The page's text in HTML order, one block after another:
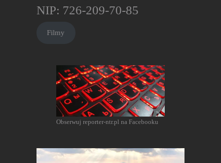
NIP: 726-209-70-85
Filmy
Obserwuj reporter-ntr.pl na Facebooku